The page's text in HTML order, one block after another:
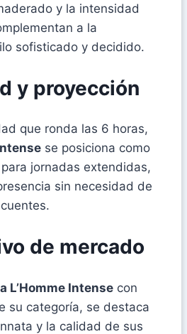
y la intensidad
a la
sofisticado y decidido.
y proyección
que ronda las 6 horas,
se posiciona como
jornadas extendidas,
sin necesidad de
de mercado
L’Homme Intense con
su categoría, se destaca
y la calidad de sus